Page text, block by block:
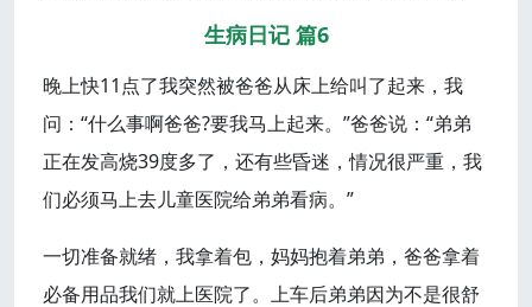
生病日记 篇6
晚上快11点了我突然被爸爸从床上给叫了起来，我
问：“什么事啊爸爸?要我马上起来。”爸爸说：“弟弟
正在发高烧39度多了，还有些昏迷，情况很严重，我
们必须马上去儿童医院给弟弟看病。”
一切准备就绪，我拿着包，妈妈抱着弟弟，爸爸拿着
必备用品我们就上医院了。上车后弟弟因为不是很舒